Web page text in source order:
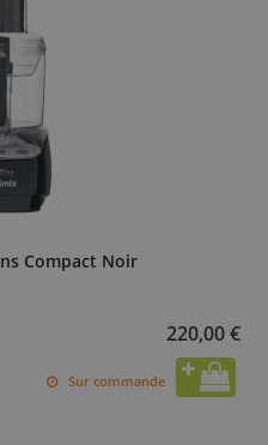
Compact Noir
220,00 €
Sur commande